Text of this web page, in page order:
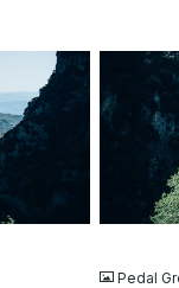
JPG
Pedal